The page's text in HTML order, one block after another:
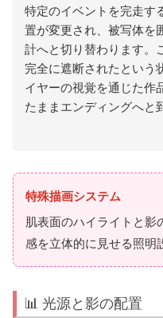
特定のイベントを完走す
置が変更され、被写体を
計へと切り替わります。
完全に遮断されたという
イヤーの視覚を通じた作
たままエンディングへと
特殊描画システム
肌表面のハイライトと影
感を立体的に見せる照明
📊 光源と影の配置